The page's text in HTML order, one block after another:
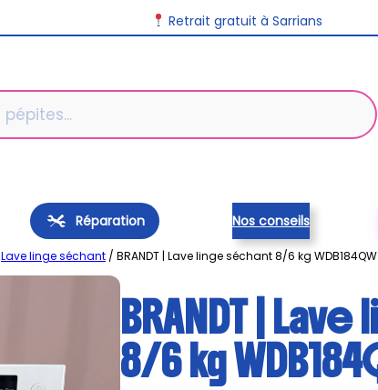
Retrait gratuit à Sarrians
Réparation Nos conseils
Lave linge séchant / BRANDT | Lave linge séchant 8/6 kg WDB184QW
BRANDT |
8/6 kg